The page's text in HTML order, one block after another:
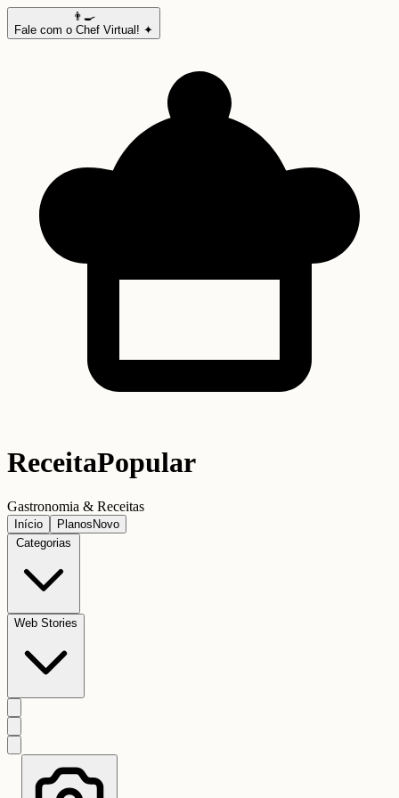
👨‍🍳
Fale com o Chef Virtual! ✦
ReceitaPopular
Gastronomia & Receitas
Início Planos Novo
Categorias
Web Stories